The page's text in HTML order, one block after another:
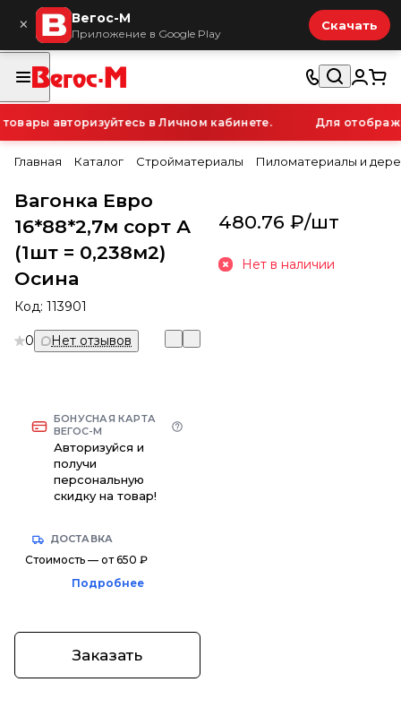
× Вегос-М
Приложение в Google Play
Скачать
авторизуйтесь в Личном кабинете. Для
Главная Каталог Стройматериалы Пиломатериалы и
Вагонка Евро
16*88*2,7м сорт А
(1шт = 0,238м2)
Осина
Код: 113901
0 Нет отзывов
БОНУСНАЯ КАРТА
ВЕГОС-М
Авторизуйся и
получи
персональную
скидку на товар!
ДОСТАВКА
Стоимость — от 650 ₽
Подробнее
Заказать
480.76 ₽/шт
Нет в наличии